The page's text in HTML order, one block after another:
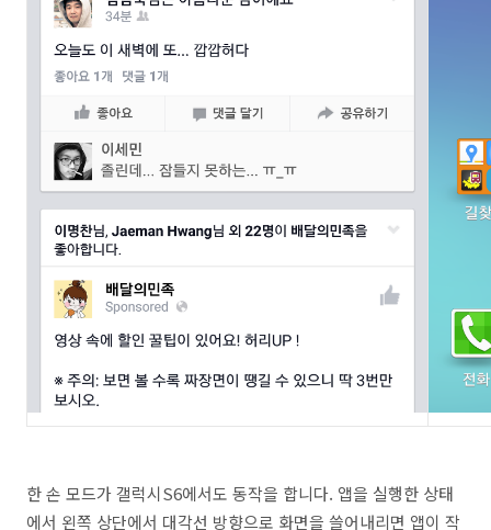
한 손 모드가 갤럭시S6에서도 동작을 합니다. 앱을 실행한 상태
에서 왼쪽 상단에서 대각선 방향으로 화면을 쓸어내리면 앱이 작